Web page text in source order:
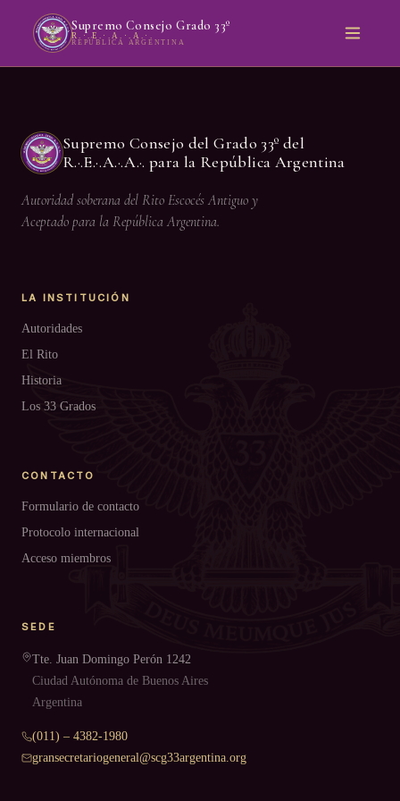
Supremo Consejo Grado 33º
R.·.E.·.A.·.A.·.
REPÚBLICA ARGENTINA
Supremo Consejo del Grado 33º del
R.·.E.·.A.·.A.·. para la República Argentina
Autoridad soberana del Rito Escocés Antiguo y
Aceptado para la República Argentina.
LA INSTITUCIÓN
Autoridades
El Rito
Historia
Los 33 Grados
CONTACTO
Formulario de contacto
Protocolo internacional
Acceso miembros
SEDE
Tte. Juan Domingo Perón 1242
Ciudad Autónoma de Buenos Aires
Argentina
(011) – 4382-1980
gransecretariogeneral@scg33argentina.org